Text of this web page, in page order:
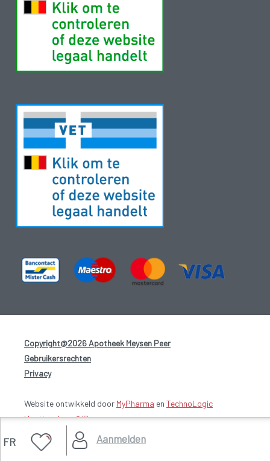
FR Aanmelden
Copyright@2026 Apotheek Meysen Peer
Gebruikersrechten
Privacy-
Website ontwikkeld door MyPharma en TechnoLogic
Hosting door @iPower